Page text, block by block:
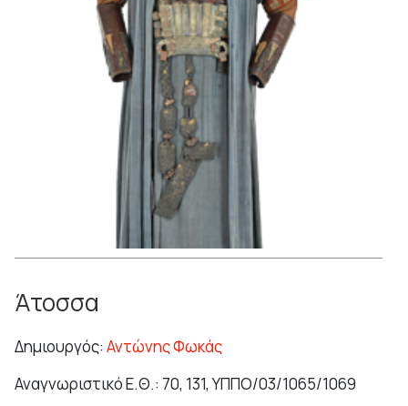
Άτοσσα
Δημιουργός: Αντώνης Φωκάς
Αναγνωριστικό Ε.Θ.: 70, 131, ΥΠΠΟ/03/1065/1069